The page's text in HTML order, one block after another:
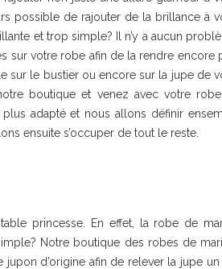
possible de rajouter de la brillance à
et trop simple? Il n’y a aucun
sur votre robe afin de la rendre encore
sur le bustier ou encore sur la jupe de
boutique et venez avec votre
adapté et nous allons définir
ensuite s’occuper de tout le reste.
princesse. En effet, la robe de
Notre boutique des robes de
d’origine afin de relever la jupe